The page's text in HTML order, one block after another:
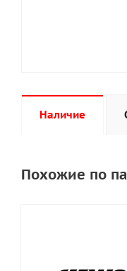
Наличие
Похожие по